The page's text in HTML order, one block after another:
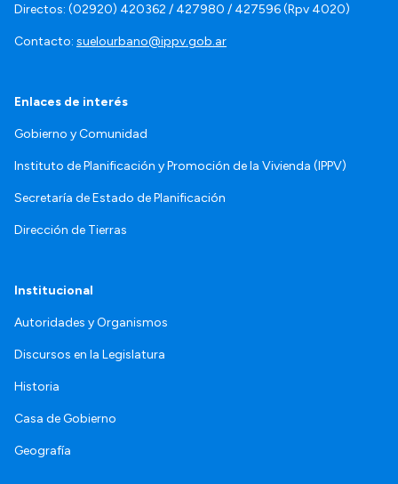
Directos: (02920) 420362 / 427980 / 427596 (Rpv 4020)
Contacto: suelourbano@ippv.gob.ar
Enlaces de interés
Gobierno y Comunidad
Instituto de Planificación y Promoción de la Vivienda (IPPV)
Secretaría de Estado de Planificación
Dirección de Tierras
Institucional
Autoridades y Organismos
Discursos en la Legislatura
Historia
Casa de Gobierno
Geografía